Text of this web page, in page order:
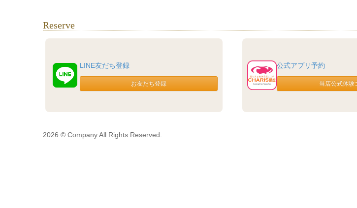
Reserve
LINE友だち登録 公式アプリ予約
2026 © Company All Rights Reserved.